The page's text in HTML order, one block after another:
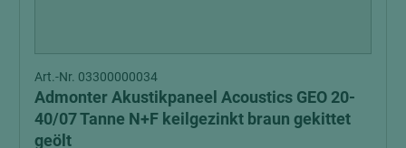
Art.-Nr. 03300000034
Admonter Akustikpaneel Acoustics GEO 20-
40/07 Tanne N+F keilgezinkt braun gekittet
geölt